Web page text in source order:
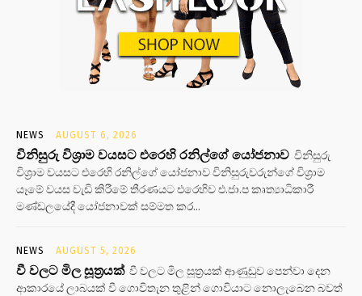
NEWS AUGUST 6, 2026
විනිසුරු විශ්‍රාම වයසට එරෙහි රනිල්ගේ යෝජනාව විනිසුරු
විශ්‍රාම වයසට එරෙහි රනිල්ගේ යෝජනාව විනිසුරුවරුන්ගේ විශ්‍රාම
යෑමේ වයස වැඩි කිරීමේ තීරණයට එරෙහිව එ.ජා.ප කෘත්‍යාධිකාරී
මණ්ඩලයේදී යෝජනාවක් සම්මත කර...
NEWS AUGUST 5, 2026
වී වලට මිල සූත්‍රයක් වී වලට මිල සූත්‍රයක් ආණුඩුව පෙන්වා දෙන
ආකාරයේ ලාබයක් වී ගොවිතැන තුළින් ගොවියාට නොලැබෙන බවත්